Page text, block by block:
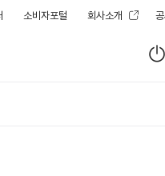
소비자포털 회사소개